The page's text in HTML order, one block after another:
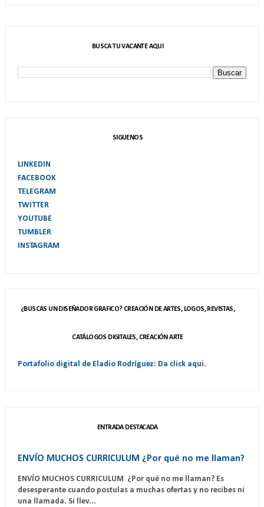
BUSCA TU VACANTE AQUI
SIGUENOS
LINKEDIN
FACEBOOK
TELEGRAM
TWITTER
YOUTUBE
TUMBLER
INSTAGRAM
¿BUSCAS UN DISEÑADOR GRAFICO? CREACIÓN DE ARTES, LOGOS, REVISTAS,
CATÁLOGOS DIGITALES, CREACIÓN ARTE
Portafolio digital de Eladio Rodríguez: Da click aqui.
ENTRADA DESTACADA
ENVÍO MUCHOS CURRICULUM ¿Por qué no me llaman?
ENVÍO MUCHOS CURRICULUM ¿Por qué no me llaman? Es
desesperante cuando postulas a muchas ofertas y no recibes ni
una llamada. Si llev...